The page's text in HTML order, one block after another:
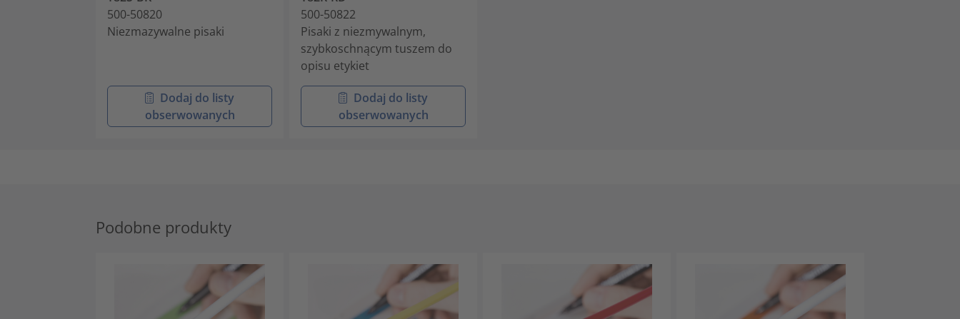
500-50820
Niezmazywalne pisaki
Dodaj do listy
obserwowanych
500-50822
Pisaki z niezmywalnym,
szybkoschnącym tuszem do
opisu etykiet
Dodaj do listy
obserwowanych
Podobne produkty